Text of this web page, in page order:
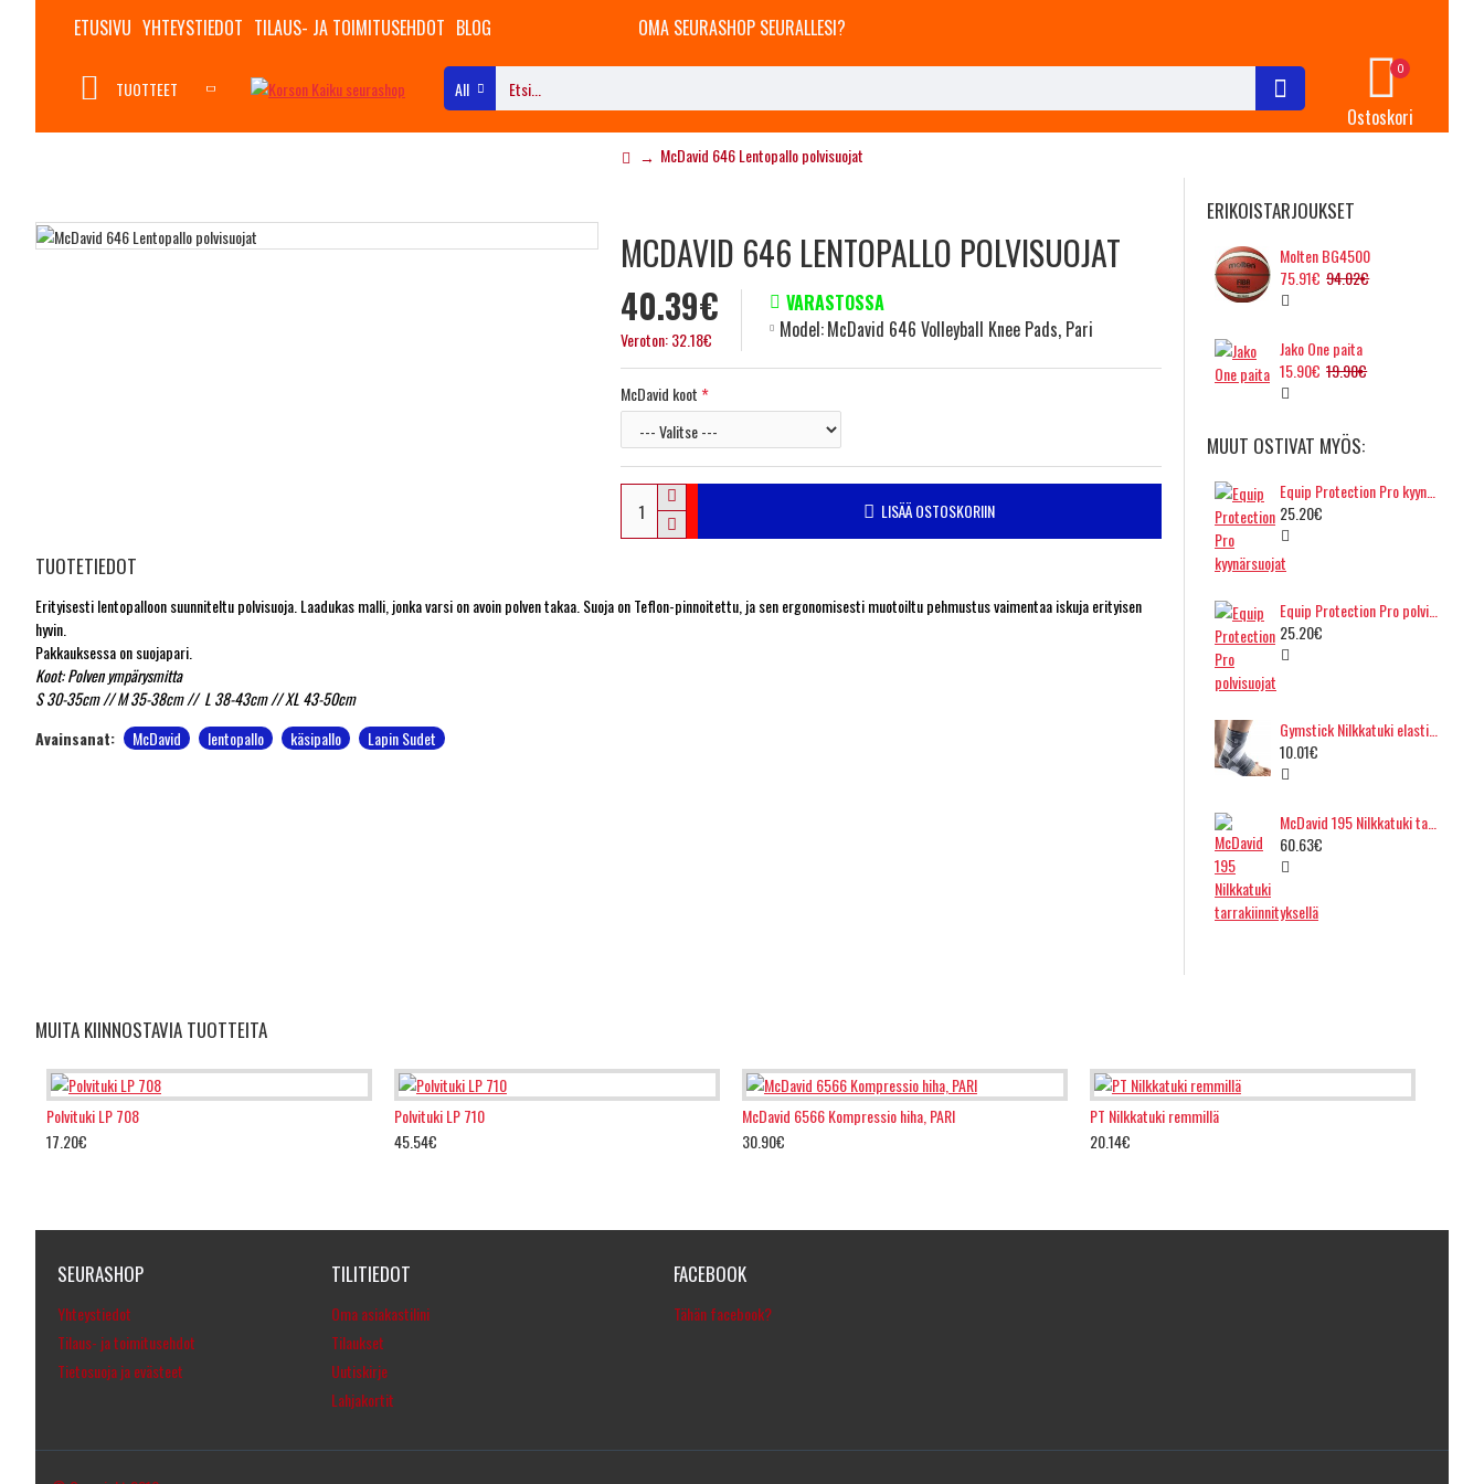
ETUSIVU YHTEYSTIEDOT TILAUS- JA TOIMITUSEHDOT BLOG OMA SEURASHOP SEURALLESI?
TUOTTEET All
Ostoskori
0
McDavid 646 Lentopallo polvisuojat
MCDAVID 646 LENTOPALLO POLVISUOJAT
40.39€
Veroton: 32.18€
VARASTOSSA
Model:McDavid 646 Volleyball Knee Pads, Pari
McDavid koot
LISÄÄ OSTOSKORIIN
TUOTETIEDOT
Erityisesti lentopalloon suunniteltu polvisuoja. Laadukas malli, jonka varsi on avoin polven takaa. Suoja on Teflon-pinnoitettu, ja sen ergonomisesti muotoiltu pehmustus vaimentaa iskuja erityisen
hyvin.
Pakkauksessa on suojapari.
Koot: Polven ympärysmitta
S 30-35cm // M 35-38cm // L 38-43cm // XL 43-50cm
Avainsanat:
McDavid lentopallo käsipallo Lapin Sudet
ERIKOISTARJOUKSET
Molten BG4500
75.91€ 94.02€
Jako One paita
15.90€ 19.90€
MUUT OSTIVAT MYÖS:
25.20€
25.20€
10.01€
60.63€
MUITA KIINNOSTAVIA TUOTTEITA
Polvituki LP 708
17.20€
Polvituki LP 710
45.54€
McDavid 6566 Kompressio hiha, PARI
30.90€
PT Nilkkatuki remmillä
20.14€
SEURASHOP
Yhteystiedot
Tilaus- ja toimitusehdot
Tietosuoja ja evästeet
TILITIEDOT
Oma asiakastilini
Tilaukset
Uutiskirje
Lahjakortit
FACEBOOK
Tähän facebook?